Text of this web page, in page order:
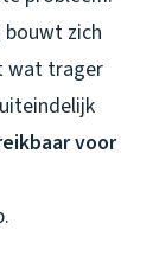
zich
wat trager
voor